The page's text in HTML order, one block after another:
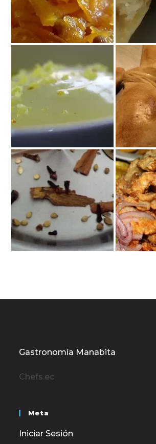
Gastronomía Manabita
Chefs.ec
Meta
Iniciar Sesión